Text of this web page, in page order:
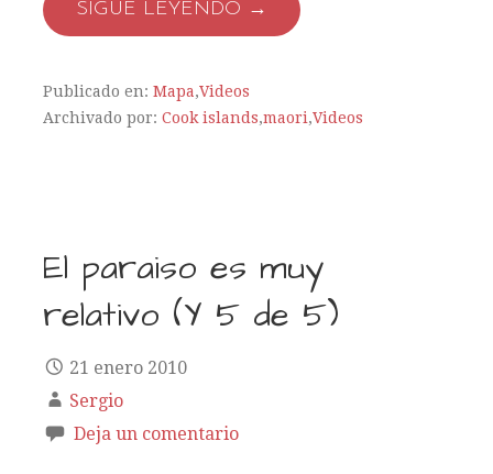
SIGUE LEYENDO →
Publicado en: Mapa,Videos
Archivado por: Cook islands,maori,Videos
El paraiso es muy
relativo (Y 5 de 5)
21 enero 2010
Sergio
Deja un comentario